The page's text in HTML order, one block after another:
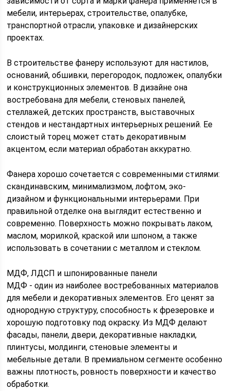
мебели, интерьерах, строительстве, опалубке,
транспортной отрасли, упаковке и дизайнерских
проектах.
В строительстве фанеру используют для настилов,
оснований, обшивки, перегородок, подложек, опалубки
и конструкционных элементов. В дизайне она
востребована для мебели, стеновых панелей,
стеллажей, детских пространств, выставочных
стендов и нестандартных интерьерных решений. Ее
слоистый торец может стать декоративным
акцентом, если материал обработан аккуратно.
Фанера хорошо сочетается с современными стилями:
скандинавским, минимализмом, лофтом, эко-
дизайном и функциональными интерьерами. При
правильной отделке она выглядит естественно и
современно. Поверхность можно покрывать лаком,
маслом, морилкой, краской или шпоном, а также
использовать в сочетании с металлом и стеклом.
МДФ, ЛДСП и шпонированные панели
МДФ - один из наиболее востребованных материалов
для мебели и декоративных элементов. Его ценят за
однородную структуру, способность к фрезеровке и
хорошую подготовку под окраску. Из МДФ делают
фасады, панели, двери, декоративные накладки,
плинтусы, молдинги, стеновые элементы и
мебельные детали. В премиальном сегменте особенно
важны плотность, ровность поверхности и качество
обработки.